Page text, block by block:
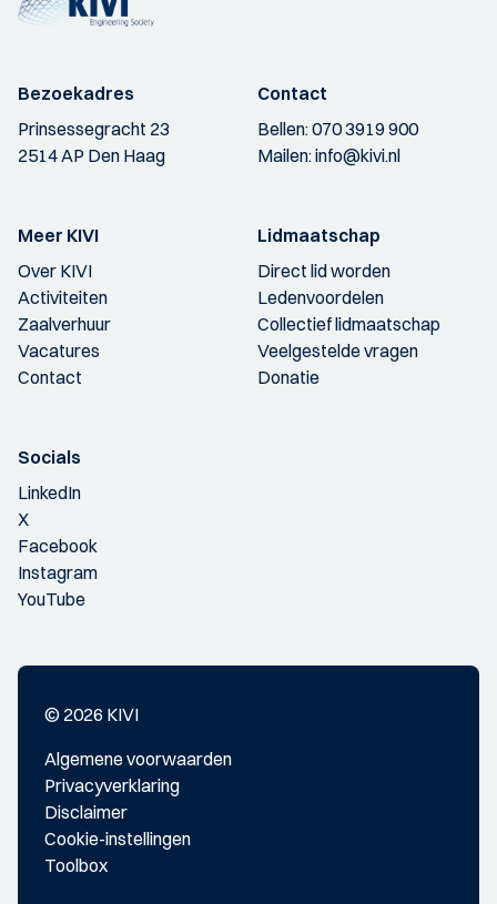
Bezoekadres
Prinsessegracht 23
2514 AP Den Haag
Contact
Bellen:070 3919 900
Mailen:info@kivi.nl
Meer KIVI
Over KIVI
Activiteiten
Zaalverhuur
Vacatures
Contact
Lidmaatschap
Direct lid worden
Ledenvoordelen
Collectief lidmaatschap
Veelgestelde vragen
Donatie
Socials
LinkedIn
X
Facebook
Instagram
YouTube
© 2026 KIVI
Algemene voorwaarden
Privacyverklaring
Disclaimer
Cookie-instellingen
Toolbox